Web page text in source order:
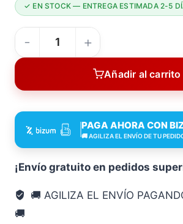
✓ EN STOCK — ENTREGA ESTIMADA 2-5
Unf-
macho
de
para
Máquinas
UNF
~
371
Hsse-
Añadir al carrito
PAGA AHORA CON
🚚 AGILIZA EL ENVÍO DE TU
¡Envío gratuito en pedidos
🚚 AGILIZA EL ENVÍO
🚚